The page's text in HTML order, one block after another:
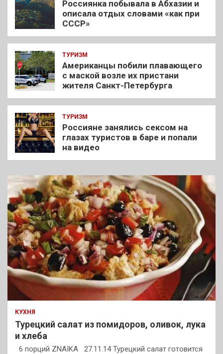
Россиянка побывала в Абхазии и
описала отдых словами «как при
СССР»
ТУРИЗМ
Американцы побили плавающего
с маской возле их пристани
жителя Санкт-Петербурга
ТУРИЗМ
Россияне занялись сексом на
глазах туристов в баре и попали
на видео
КУХНЯ
Турецкий салат из помидоров, оливок, лука
и хлеба
6 порций ZNAIKA 27.11.14 Турецкий салат готовится